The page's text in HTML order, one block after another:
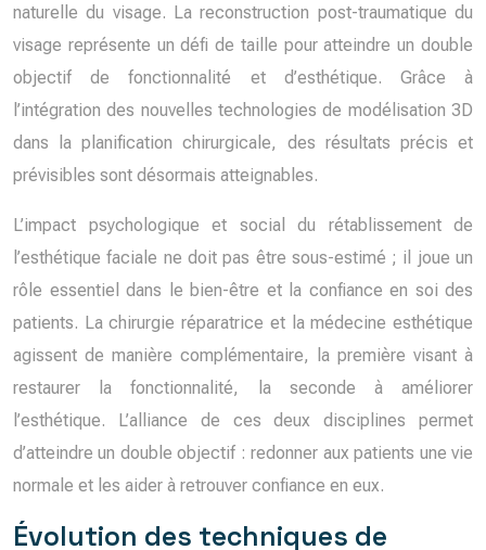
naturelle du visage. La reconstruction post-traumatique du
visage représente un défi de taille pour atteindre un double
objectif de fonctionnalité et d’esthétique. Grâce à
l’intégration des nouvelles technologies de modélisation 3D
dans la planification chirurgicale, des résultats précis et
prévisibles sont désormais atteignables.
L’impact psychologique et social du rétablissement de
l’esthétique faciale ne doit pas être sous-estimé ; il joue un
rôle essentiel dans le bien-être et la confiance en soi des
patients. La chirurgie réparatrice et la médecine esthétique
agissent de manière complémentaire, la première visant à
restaurer la fonctionnalité, la seconde à améliorer
l’esthétique. L’alliance de ces deux disciplines permet
d’atteindre un double objectif : redonner aux patients une vie
normale et les aider à retrouver confiance en eux.
Évolution des techniques de